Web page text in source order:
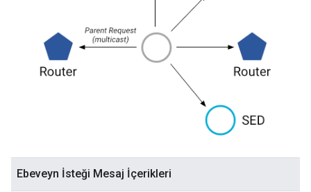
Ebeveyn İsteği Mesaj İçerikleri